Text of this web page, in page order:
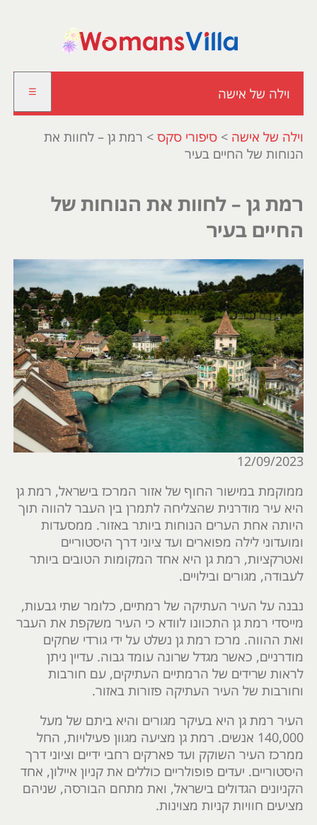
וילה של אישה ☰
וילה של אישה > סיפורי סקס > רמת גן – לחוות את
הנוחות של החיים בעיר
רמת גן – לחוות את הנוחות של
החיים בעיר
12/09/2023
ממוקמת במישור החוף של אזור המרכז בישראל, רמת גן
היא עיר מודרנית שהצליחה לתמרן בין העבר להווה תוך
היותה אחת הערים הנוחות ביותר באזור. ממסעדות
ומועדוני לילה מפוארים ועד ציוני דרך היסטוריים
ואטרקציות, רמת גן היא אחד המקומות הטובים ביותר
לעבודה, מגורים ובילויים.
נבנה על העיר העתיקה של רמתיים, כלומר שתי גבעות,
מייסדי רמת גן התכוונו לוודא כי העיר משקפת את העבר
ואת ההווה. מרכז רמת גן נשלט על ידי גורדי שחקים
מודרניים, כאשר מגדל שרונה עומד גבוה. עדיין ניתן
לראות שרידים של הרמתיים העתיקים, עם חורבות
וחורבות של העיר העתיקה פזורות באזור.
העיר רמת גן היא בעיקר מגורים והיא ביתם של מעל
140,000 אנשים. רמת גן מציעה מגוון פעילויות, החל
ממרכז העיר השוקק ועד פארקים רחבי ידיים וציוני דרך
היסטוריים. יעדים פופולריים כוללים את קניון איילון, אחד
הקניונים הגדולים בישראל, ואת מתחם הבורסה, שניהם
מציעים חוויות קניות מצוינות.